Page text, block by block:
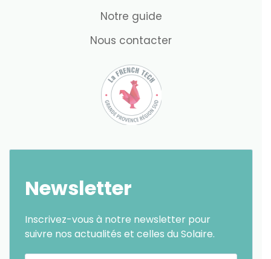
Notre guide
Nous contacter
Newsletter
Inscrivez-vous à notre newsletter pour
suivre nos actualités et celles du Solaire.